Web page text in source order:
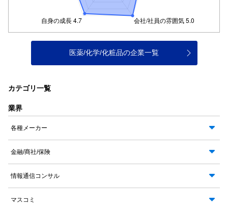
医薬/化学/化粧品の企業一覧
カテゴリ一覧
業界
各種メーカー
金融/商社/保険
情報通信コンサル
マスコミ